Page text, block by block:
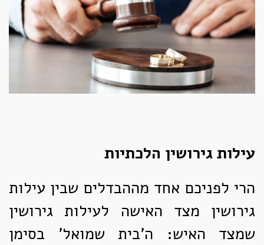
עילות גירושין הלכתיות
הרי לפניכם אחד מההבדלים שבין עילות
גירושין מצד האישה לעילות גירושין
שמצד האיש: ה'בית שמואל' בסימן